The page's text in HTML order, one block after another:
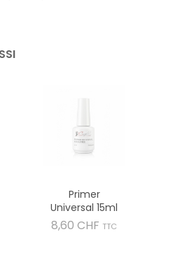
Primer
Universal 15ml
8,60 CHF Prix
TTC